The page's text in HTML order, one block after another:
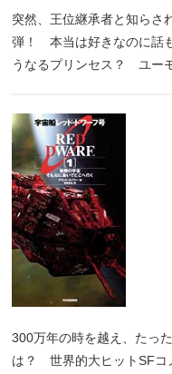
突然、王位継承者と知らさ
弾！ 本当は好きなのに話
うなるプリンセス？ ユー
300万年の時を越え、たっ
は？ 世界的大ヒットSFコ